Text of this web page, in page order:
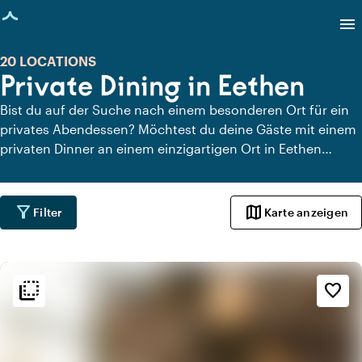
geladen
menu
Private Dining in Eethen
20 LOCATIONS
Bist du auf der Suche nach einem besonderen Ort für ein
privates Abendessen? Möchtest du deine Gäste mit einem
privaten Dinner an einem einzigartigen Ort in Eethen
einfach alle Locations in Eethen, an denen du in aller Ruhe
dinieren kannst. Schau dir alle privaten Dining-Locations
für ein köstliches privates Dinner an.
filter_alt Filter map Karte anzeigen
flip_to_back favorite_border
flip_to_back Ambiente und Ästhetik
info
Klassisch